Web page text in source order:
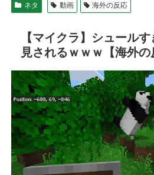
ネタ 動画 海外の反応
【マイクラ】シュール
見されるｗｗｗ【海外の